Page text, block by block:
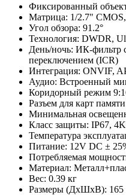
Фиксированный
Матрица: 1/2.7"
Угол обзора: 91.2°
Технология: DWDR,
День/ночь: ИК-фильтр
переключением (ICR)
Интеграция: ONVIF,
Аудио: Встроенный
Коридорный режим
Разъем для карт
Минимальная
Класс защиты: IP67,
Температура
Питание: 12V DC ±
Потребляемая
Материал:
Вес: 0.39 кг
Размеры (ДхШхВ): 165